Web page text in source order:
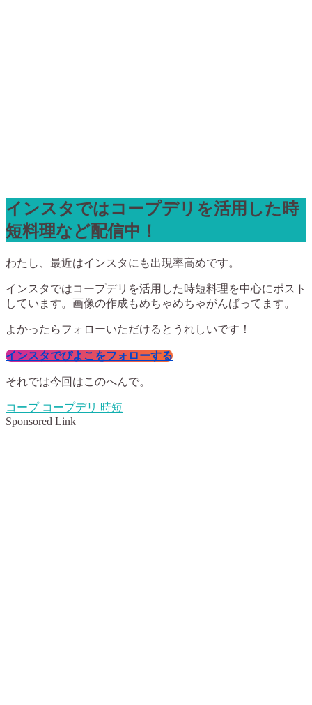
インスタではコープデリを活用した時
短料理など配信中！
わたし、最近はインスタにも出現率高めです。
インスタではコープデリを活用した時短料理を中心にポスト
しています。画像の作成もめちゃめちゃがんばってます。
よかったらフォローいただけるとうれしいです！
インスタでぴよこをフォローする
それでは今回はこのへんで。
コープコープデリ 時短
Sponsored Link